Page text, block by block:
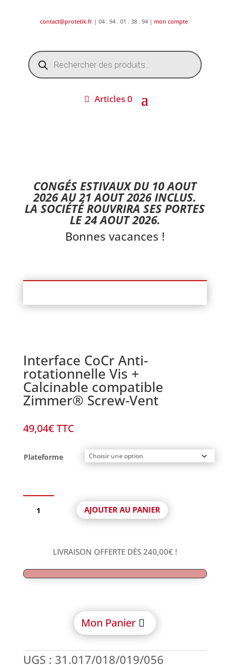
contact@protetik.fr | 04 . 94 . 01 . 38 . 94 | mon compte
Recherche
de
produits
Articles 0
CONGÉS ESTIVAUX DU 10 AOUT
2026 AU 21 AOUT 2026 INCLUS.
LA SOCIÉTÉ ROUVRIRA SES PORTES
LE 24 AOUT 2026.
Bonnes vacances !
Interface CoCr Anti-
rotationnelle Vis +
Calcinable compatible
Zimmer® Screw-Vent
49,04€TTC
Plateforme
Vis
AJOUTER AU PANIER
LIVRAISON OFFERTE DÈS240,00€ !
Mon Panier
UGS : 31.017/018/019/056